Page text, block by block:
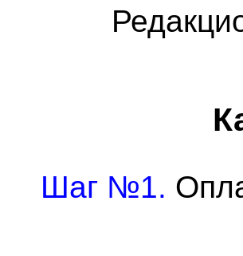
Шаг №1.